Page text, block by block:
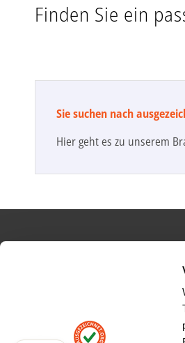
Finden Sie ein
Sie suchen nach
Hier geht es zu unserem
Schlichtungsverfahren